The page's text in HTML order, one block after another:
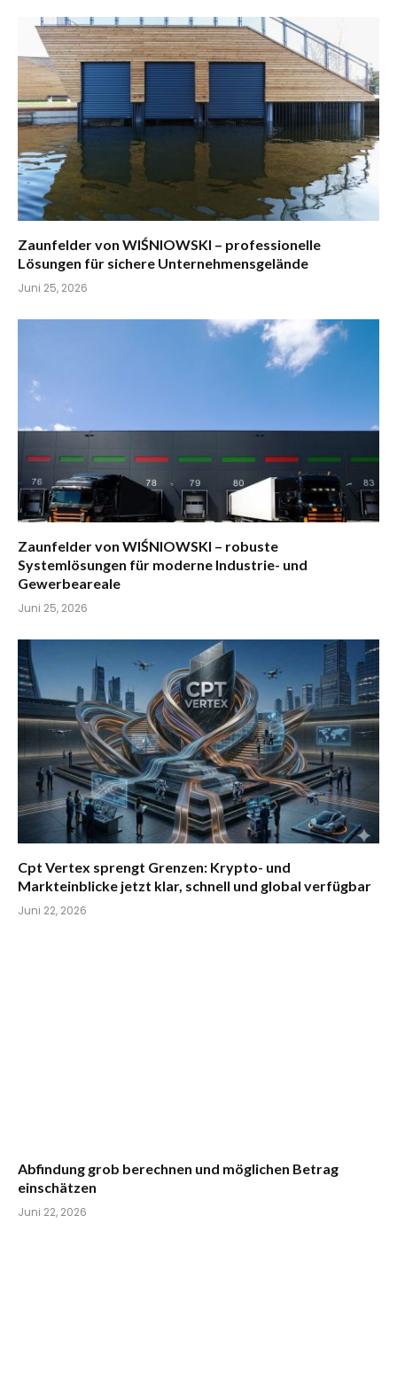
Zaunfelder von WIŚNIOWSKI – professionelle
Lösungen für sichere Unternehmensgelände
Juni 25, 2026
Zaunfelder von WIŚNIOWSKI – robuste
Systemlösungen für moderne Industrie- und
Gewerbeareale
Juni 25, 2026
Cpt Vertex sprengt Grenzen: Krypto- und
Markteinblicke jetzt klar, schnell und global verfügbar
Juni 22, 2026
Abfindung grob berechnen und möglichen Betrag
einschätzen
Juni 22, 2026